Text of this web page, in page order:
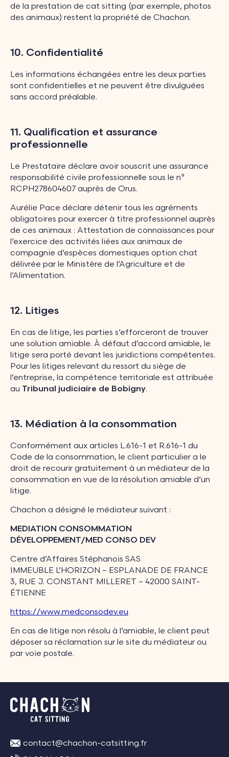
de la prestation de cat sitting (par exemple, photos
des animaux) restent la propriété de Chachon.
10. Confidentialité
Les informations échangées entre les deux parties
sont confidentielles et ne peuvent être divulguées
sans accord préalable.
11. Qualification et assurance
professionnelle
Le Prestataire déclare avoir souscrit une assurance
responsabilité civile professionnelle sous le n°
RCPH278604607 auprès de Orus.
Aurélie Pace déclare détenir tous les agréments
obligatoires pour exercer à titre professionnel auprès
de ces animaux : Attestation de connaissances pour
l’exercice des activités liées aux animaux de
compagnie d’espèces domestiques option chat
délivrée par le Ministère de l’Agriculture et de
l’Alimentation.
12. Litiges
En cas de litige, les parties s’efforceront de trouver
une solution amiable. À défaut d’accord amiable, le
litige sera porté devant les juridictions compétentes.
Pour les litiges relevant du ressort du siège de
l’entreprise, la compétence territoriale est attribuée
au Tribunal judiciaire de Bobigny.
13. Médiation à la consommation
Conformément aux articles L.616-1 et R.616-1 du
Code de la consommation, le client particulier a le
droit de recourir gratuitement à un médiateur de la
consommation en vue de la résolution amiable d’un
litige.
Chachon a désigné le médiateur suivant :
MEDIATION CONSOMMATION
DÉVELOPPEMENT/MED CONSO DEV
Centre d’Affaires Stéphanois SAS
IMMEUBLE L’HORIZON – ESPLANADE DE FRANCE
3, RUE J. CONSTANT MILLERET – 42000 SAINT-
ÉTIENNE
https://www.medconsodev.eu
En cas de litige non résolu à l’amiable, le client peut
déposer sa réclamation sur le site du médiateur ou
par voie postale.
contact@chachon-catsitting.fr